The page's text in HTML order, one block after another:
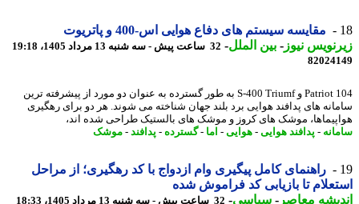
مقایسه سیستم های دفاع هوایی اس-400 و پاتریوت
نیوز-بین الملل-32 ساعت پیش - سه شنبه 13 مرداد 1405، 19:18
104 Patriot و S-400 Triumf به طور گسترده به عنوان دو مورد از پیشرفته ترین
های پدافند هوایی برد بلند جهان شناخته می شوند. هر دو برای رهگیری
موشک های کروز و موشک های بالستیک طراحی شده اند،
-پدافند هوایی- هوایی- اما - گسترده- پدافند-موشک
راهنمای کامل پیگیری وام ازدواج با کد رهگیری؛ از مراحل
تا بازیابی کد فراموش شده
معاصر-سیاسی-32 ساعت پیش - سه شنبه 13 مرداد 1405، 18:33